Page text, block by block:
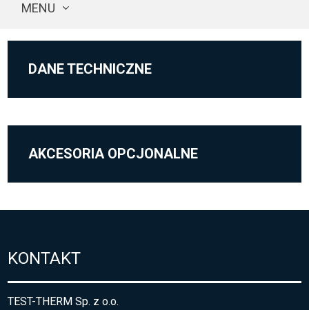
MENU
DANE TECHNICZNE
AKCESORIA OPCJONALNE
KONTAKT
TEST-THERM Sp. z o.o.